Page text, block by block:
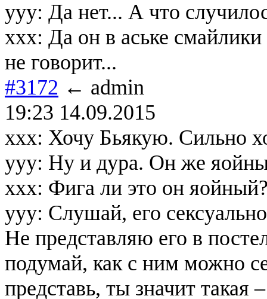
yyy: Да нет... А что
ххх: Да он в аське
не говорит...
#3172 ← admin
19:23 14.09.2015
ххх: Хочу Бьякую. Сильно
ууу: Ну и дура. Он же
ххх: Фига ли это он
ууу: Слушай, его
Не представляю его в
подумай, как с ним можно
представь, ты значит